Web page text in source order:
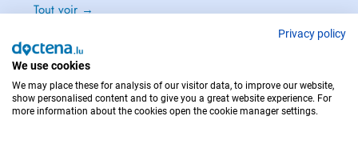
Tout voir →
POUR LES URGENCES, CONSULTEZ : 112
Copyright © 2026 - DOCTENA S.A. 42, Rue de la Vallée, L-2661 Luxembourg
Privacy policy
We use cookies
We may place these for analysis of our visitor data, to improve our website,
show personalised content and to give you a great website experience. For
more information about the cookies open the cookie manager settings.